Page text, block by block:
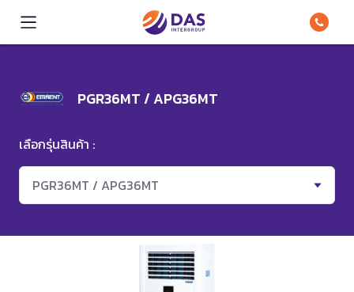
PGR36MT / APG36MT
เลือกรุ่นสินค้า :
PGR36MT / APG36MT